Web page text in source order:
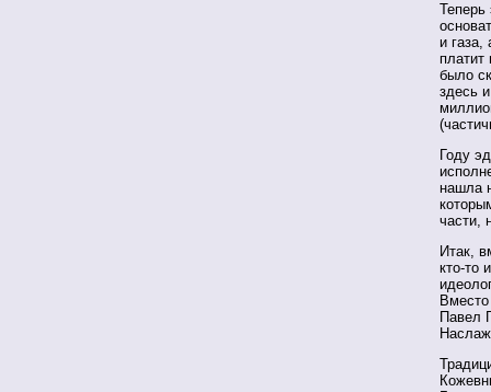
Теперь
и
платит
было
здесь
Году
нашла
части,
Итак,
кто-то
Павел